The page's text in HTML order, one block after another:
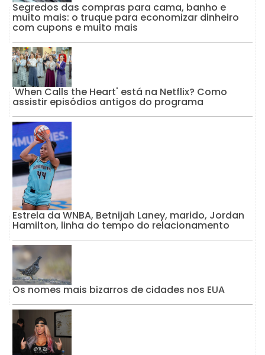
Segredos das compras para cama, banho e
muito mais: o truque para economizar dinheiro
com cupons e muito mais
'When Calls the Heart' está na Netflix? Como
assistir episódios antigos do programa
Estrela da WNBA, Betnijah Laney, marido, Jordan
Hamilton, linha do tempo do relacionamento
Os nomes mais bizarros de cidades nos EUA